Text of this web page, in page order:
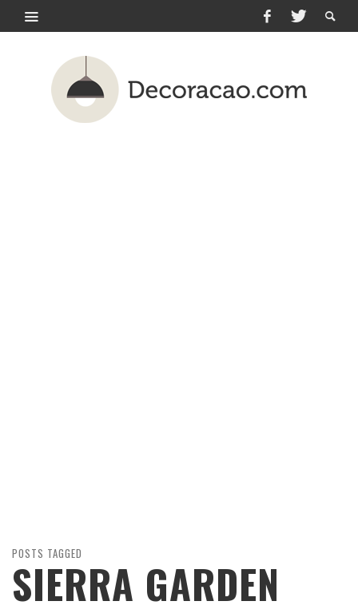
POSTS TAGGED
SIERRA GARDEN